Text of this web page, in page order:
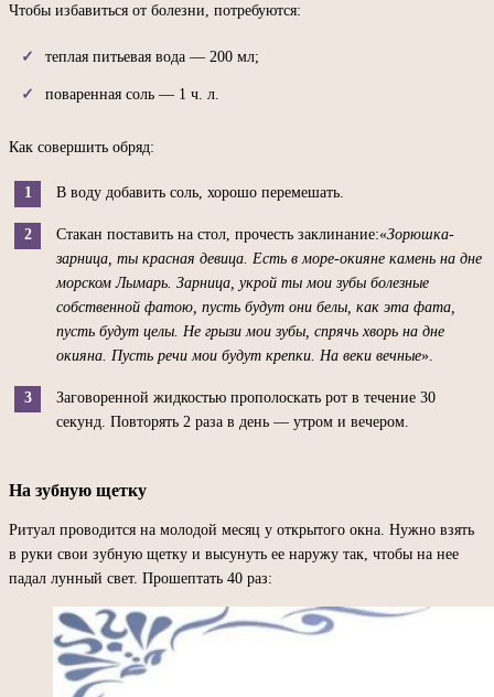
Чтобы избавиться от болезни, потребуются:
теплая питьевая вода — 200 мл;
поваренная соль — 1 ч. л.
Как совершить обряд:
В воду добавить соль, хорошо перемешать.
Стакан поставить на стол, прочесть заклинание:«Зорюшка-
зарница, ты красная девица. Есть в море-окияне камень на дне
морском Лымарь. Зарница, укрой ты мои зубы болезные
собственной фатою, пусть будут они белы, как эта фата,
пусть будут целы. Не грызи мои зубы, спрячь хворь на дне
окияна. Пусть речи мои будут крепки. На веки вечные».
Заговоренной жидкостью прополоскать рот в течение 30
секунд. Повторять 2 раза в день — утром и вечером.
На зубную щетку
Ритуал проводится на молодой месяц у открытого окна. Нужно взять
в руки свои зубную щетку и высунуть ее наружу так, чтобы на нее
падал лунный свет. Прошептать 40 раз: